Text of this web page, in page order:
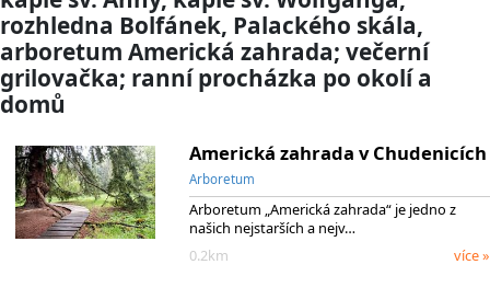
rozhledna Bolfánek, Palackého skála,
arboretum Americká zahrada; večerní
grilovačka; ranní procházka po okolí a
domů
Americká zahrada v Chudenicích
Arboretum
Arboretum „Americká zahrada“ je jedno z
našich nejstarších a nejv…
0.2km
více »